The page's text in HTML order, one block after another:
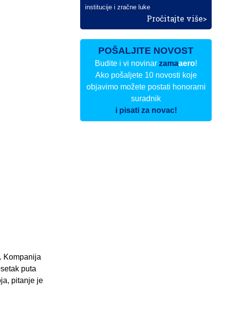
Kompanija
puta
pitanje je
institucije i zračne luke
Pročitajte više>
POŠALJITE NOVOST
Budite i vi novinarzamaaero!
Ako pošaljete 10 novosti koje
objavimo možete postati honorarni
suradnik
i pisati za novac!